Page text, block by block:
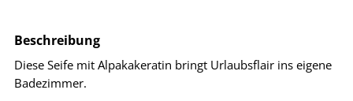
Beschreibung
Diese Seife mit Alpakakeratin bringt Urlaubsflair ins eigene
Badezimmer.